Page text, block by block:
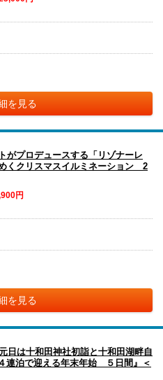
を見る
がプロデュースする「リゾナーレ
くクリスマスイルミネーション 2
円
を見る
は十和田神社初詣と十和田湖畔自
連泊で迎える年末年始 ５日間』＜